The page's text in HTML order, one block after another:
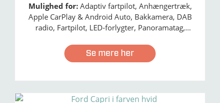
Mulighed for: Adaptiv fartpilot, Anhængertræk,
Apple CarPlay & Android Auto, Bakkamera, DAB
radio, Fartpilot, LED-forlygter, Panoramatag,
Navigation, Nødbremse, Træthedsregistrering,
Se mere her